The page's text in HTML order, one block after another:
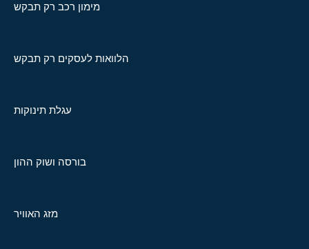
מימון רכב רק תבקש
הלוואות לעסקים רק תבקש
עגלת תינוקות
בורסה ושוק ההון
מזג האוויר